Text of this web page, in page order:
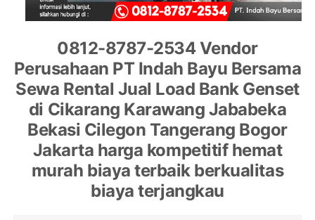
0812-8787-2534 Vendor
Perusahaan PT Indah Bayu Bersama
Sewa Rental Jual Load Bank Genset
di Cikarang Karawang Jababeka
Bekasi Cilegon Tangerang Bogor
Jakarta harga kompetitif hemat
murah biaya terbaik berkualitas
biaya terjangkau